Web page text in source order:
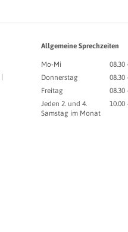
Allgemeine Sprechzeiten
Mo-Mi
08.30
Donnerstag
08.30
Freitag
08.30
Jeden 2. und 4.
Samstag im Monat